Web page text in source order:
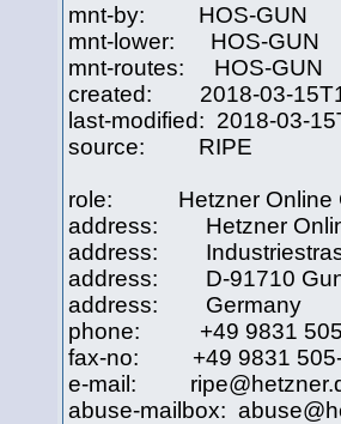
mnt-by: HOS-GUN
mnt-lower: HOS-GUN
mnt-routes: HOS-GUN
created: 2018-03-
last-modified: 2018-03-
source: RIPE
role: Hetzner Online
address: Hetzner
address:
address: D-91710
address: Germany
phone: +49 9831
fax-no: +49 9831
e-mail:
abuse-mailbox: